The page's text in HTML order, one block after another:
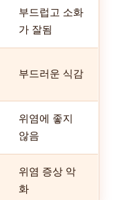
부드럽고 소화
가 잘됨
부드러운 식감
위염에 좋지
않음
위염 증상 악
화